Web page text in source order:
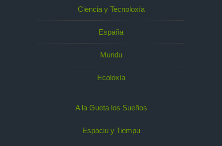
Ciencia y Tecnoloxía
España
Mundu
Ecoloxía
A la Gueta los Sueños
Espaciu y Tiempu